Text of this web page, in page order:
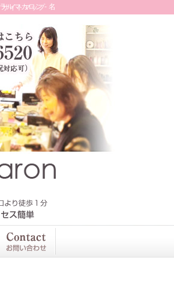
ルマカロン - 名
サイトマップ